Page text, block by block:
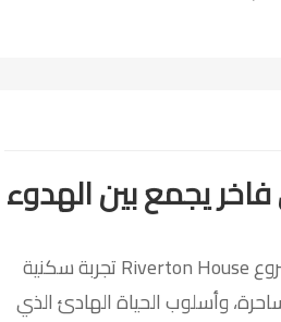
يجمع بين الهدوء
في واحدة من أكثر المناطق حيوية وتطوراً في دبي، يقدم مشروع Riverton House تجربة سكنية
وأسلوب الحياة الهادئ الذي